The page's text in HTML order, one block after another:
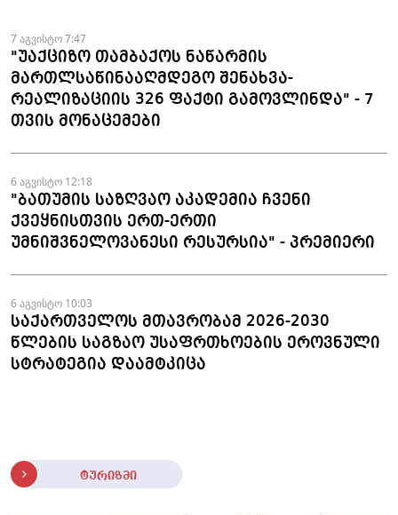
ფაქტები აღკვეთეს
7 აგვისტო 7:47
"უაქციზო თამბაქოს ნაწარმის
მართლსაწინააღმდეგო შენახვა-
რეალიზაციის 326 ფაქტი გამოვლინდა" - 7
თვის მონაცემები
6 აგვისტო 12:18
"ბათუმის საზღვაო აკადემია ჩვენი
ქვეყნისთვის ერთ-ერთი
უმნიშვნელოვანესი რესურსია" - პრემიერი
6 აგვისტო 10:03
საქართველოს მთავრობამ 2026-2030
წლების საგზაო უსაფრთხოების ეროვნული
სტრატეგია დაამტკიცა
ტურიზმი